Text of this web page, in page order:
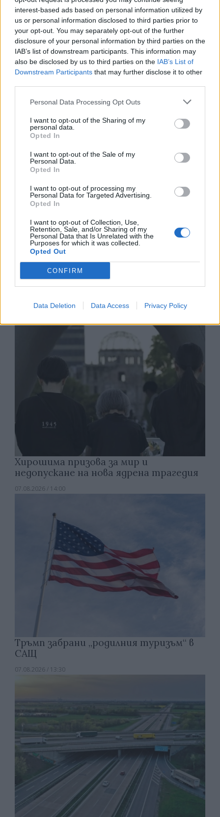
interest-based ads based on personal information utilized by
us or personal information disclosed to third parties prior to
your opt-out. You may separately opt-out of the further
disclosure of your personal information by third parties on the
IAB’s list of downstream participants. This information may
also be disclosed by us to third parties on the IAB’s List of
Downstream Participants that may further disclose it to other
Personal Data Processing Opt Outs
I want to opt-out of the Sharing of my
personal data.
Opted In
I want to opt-out of the Sale of my
Personal Data.
Opted In
I want to opt-out of processing my
Personal Data for Targeted Advertising.
Opted In
I want to opt-out of Collection, Use,
Retention, Sale, and/or Sharing of my
Personal Data that Is Unrelated with the
Purposes for which it was collected.
Opted Out
CONFIRM
Data Deletion Data Access Privacy Policy
Астронавти на NASA излязоха в
открития космос
07.08.2026 / 15:00
Франция ще забрани рекламните
обаждания без съгласието на
07.08.2026 / 14:30
Хирошима призова за мир и
недопускане на нова ядрена трагедия
07.08.2026 / 14:00
Тръмп забрани „родилния туризъм“ в
САЩ
07.08.2026 / 13:30